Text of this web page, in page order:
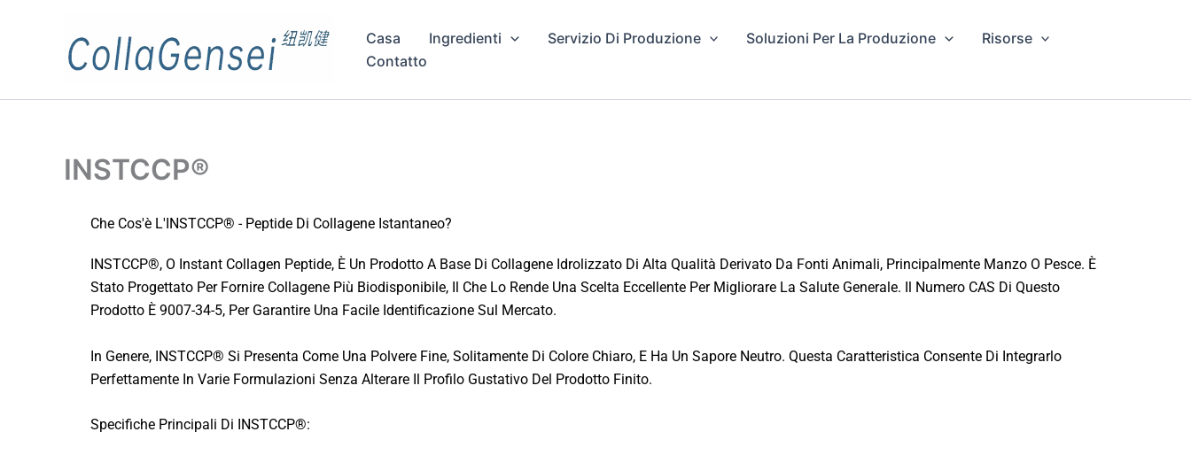
Casa Ingredienti Servizio Di Produzione Soluzioni Per La Produzione
Risorse
Contatto
INSTCCP®
Che Cos'è L'INSTCCP® - Peptide Di Collagene Istantaneo?
INSTCCP®, O Instant Collagen Peptide, È Un Prodotto A Base Di Collagene Idrolizzato Di Alta Qualità Derivato Da Fonti Animali, Principalmente Manzo O Pesce. È
Stato Progettato Per Fornire Collagene Più Biodisponibile, Il Che Lo Rende Una Scelta Eccellente Per Migliorare La Salute Generale. Il Numero CAS Di Questo
Prodotto È 9007-34-5, Per Garantire Una Facile Identificazione Sul Mercato.
In Genere, INSTCCP® Si Presenta Come Una Polvere Fine, Solitamente Di Colore Chiaro, E Ha Un Sapore Neutro. Questa Caratteristica Consente Di Integrarlo
Perfettamente In Varie Formulazioni Senza Alterare Il Profilo Gustativo Del Prodotto Finito.
Specifiche Principali Di INSTCCP®: